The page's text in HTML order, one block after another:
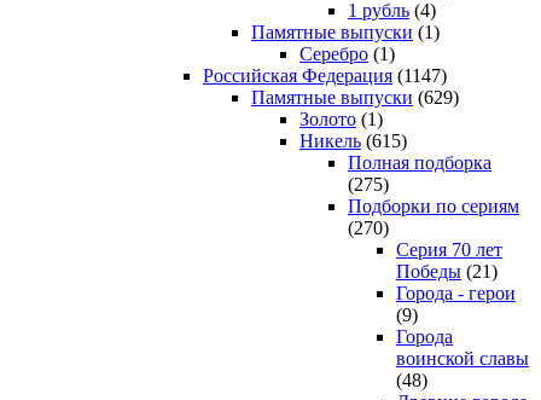
1 рубль (4)
Памятные выпуски (1)
Серебро (1)
Российская Федерация (1147)
Памятные выпуски (629)
Золото (1)
Никель (615)
Полная подборка
(275)
Подборки по сериям
(270)
Серия 70 лет
Победы (21)
Города - герои
(9)
Города
воинской славы
(48)